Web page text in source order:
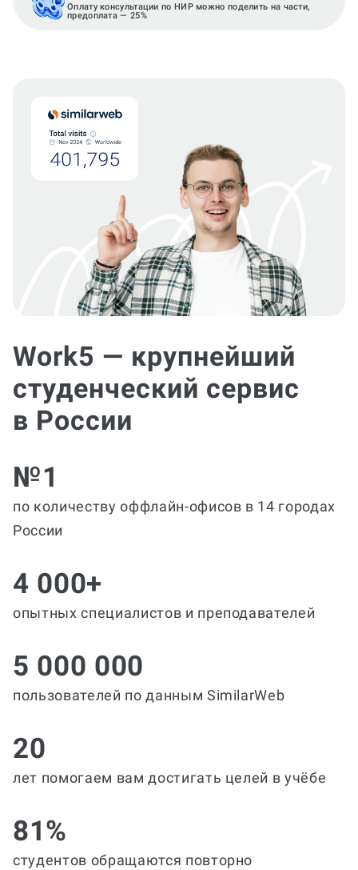
Оплату консультации по НИР можно поделить на части,
предоплата — 25%
Work5 — крупнейший
студенческий сервис
в России
№1
по количеству оффлайн-офисов в 14 городах
России
4 000+
опытных специалистов и преподавателей
5 000 000
пользователей по данным SimilarWeb
20
лет помогаем вам достигать целей в учёбе
81%
студентов обращаются повторно